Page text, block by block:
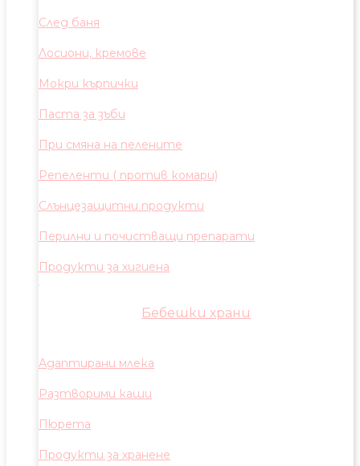
След баня
Лосиони, кремове
Мокри кърпички
Паста за зъби
При смяна на пелените
Репеленти ( против комари)
Слънцезащитни продукти
Перилни и почистващи препарати
Продукти за хигиена
Бебешки храни
Адаптирани млека
Разтворими каши
Пюрета
Продукти за хранене